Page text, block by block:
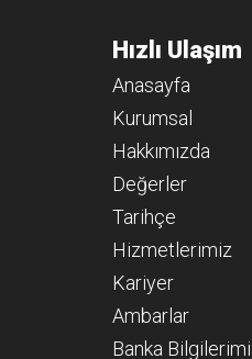
Hızlı Ulaşım
Anasayfa
Kurumsal
Hakkımızda
Değerler
Tarihçe
Hizmetlerimiz
Kariyer
Ambarlar
Banka